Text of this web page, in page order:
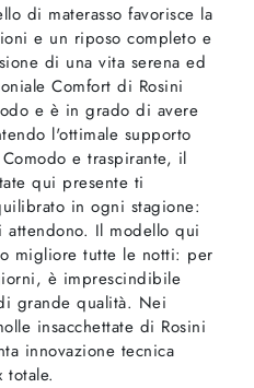
di materasso favorisce la
e un riposo completo e
di una vita serena ed
Comfort di Rosini
e è in grado di avere
l'ottimale supporto
e traspirante, il
qui presente ti
in ogni stagione:
Il modello qui
migliore tutte le notti: per
è imprescindibile
grande qualità. Nei
insacchettate di Rosini
innovazione tecnica
totale.